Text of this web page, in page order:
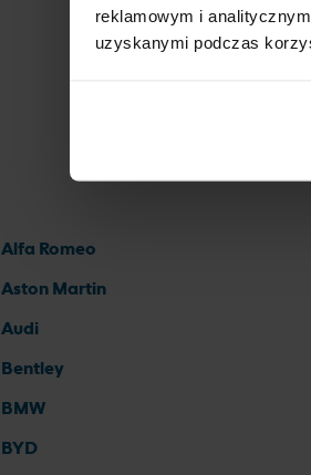
reklamowym i
uzyskanymi podczas
Alfa Romeo
Aston Martin
Audi
Bentley
BMW
BYD